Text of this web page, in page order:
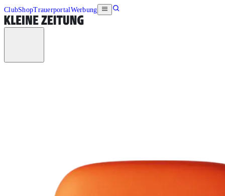
ClubShopTrauerportalWerbung